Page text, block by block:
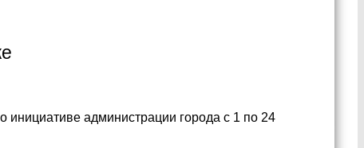
инициативе администрации города с 1 по 24